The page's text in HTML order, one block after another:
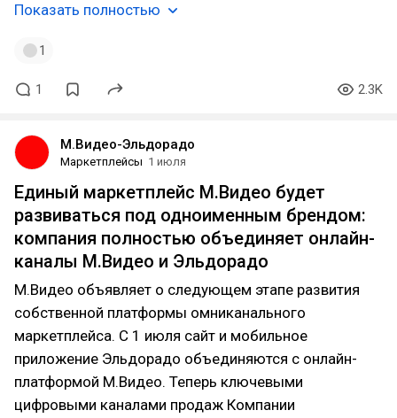
Показать полностью
1
1 2.3K
М.Видео-Эльдорадо
Маркетплейсы 1 июля
Единый маркетплейс М.Видео будет
развиваться под одноименным брендом:
компания полностью объединяет онлайн-
каналы М.Видео и Эльдорадо
М.Видео объявляет о следующем этапе развития
собственной платформы омниканального
маркетплейса. С 1 июля сайт и мобильное
приложение Эльдорадо объединяются с онлайн-
платформой М.Видео. Теперь ключевыми
цифровыми каналами продаж Компании